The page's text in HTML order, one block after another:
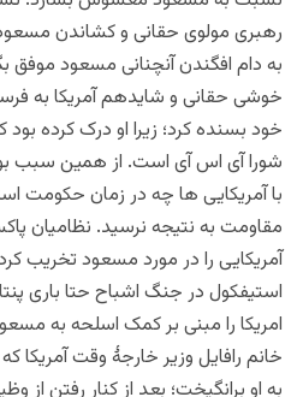
رهبری مولوی حقانی و کشاندن مسعود
به دام افگندن آنچنانی مسعود موفق
خوشی حقانی و شایدهم آمریکا به
خود بسنده کرد؛ زیرا او درک کرده بود
شورا آی اس آی است. از همین سبب
با آمریکایی ها چه در زمان حکومت
مقاومت به نتیجه نرسید. نظامیان
آمریکایی را در مورد مسعود تخریب
استیفکول در جنگ اشباح حتا باری
امریکا را مبنی بر کمک اسلحه به
خانم رافایل وزیر خارجۀ وقت
به او برانگیخت؛ بعد از کنار رفتن از